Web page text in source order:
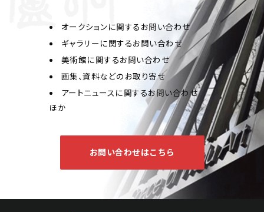
オークションに関するお問い合わせ
ギャラリーに関するお問い合わせ
美術館に関するお問い合わせ
画集、資料などのお取り寄せ
アートニュースに関するお問い合わせ
ほか
お問い合わせはこちら